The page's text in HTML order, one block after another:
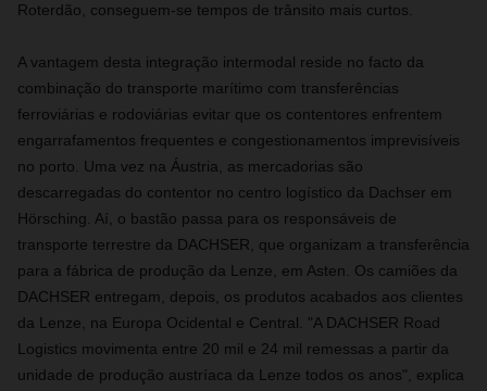
Roterdão, conseguem-se tempos de trânsito mais curtos.
A vantagem desta integração intermodal reside no facto da
combinação do transporte marítimo com transferências
ferroviárias e rodoviárias evitar que os contentores enfrentem
engarrafamentos frequentes e congestionamentos imprevisíveis
no porto. Uma vez na Áustria, as mercadorias são
descarregadas do contentor no centro logístico da Dachser em
Hörsching. Aí, o bastão passa para os responsáveis de
transporte terrestre da DACHSER, que organizam a transferência
para a fábrica de produção da Lenze, em Asten. Os camiões da
DACHSER entregam, depois, os produtos acabados aos clientes
da Lenze, na Europa Ocidental e Central. "A DACHSER Road
Logistics movimenta entre 20 mil e 24 mil remessas a partir da
unidade de produção austríaca da Lenze todos os anos", explica